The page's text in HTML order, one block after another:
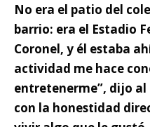
No era el patio del
barrio: era el Estadio
Coronel, y él estaba
actividad me hace
entretenerme”, dijo
con la honestidad